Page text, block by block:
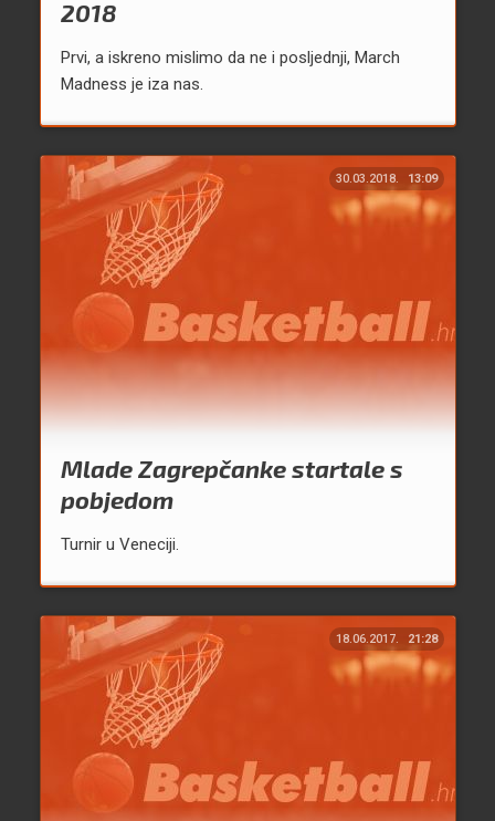
2018
Prvi, a iskreno mislimo da ne i posljednji, March
Madness je iza nas.
30.03.2018. 13:09
Mlade Zagrepčanke startale s
pobjedom
Turnir u Veneciji.
18.06.2017. 21:28